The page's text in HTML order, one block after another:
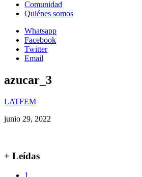
Comunidad
Quiénes somos
Whatsapp
Facebook
Twitter
Email
azucar_3
LATFEM
junio 29, 2022
+ Leídas